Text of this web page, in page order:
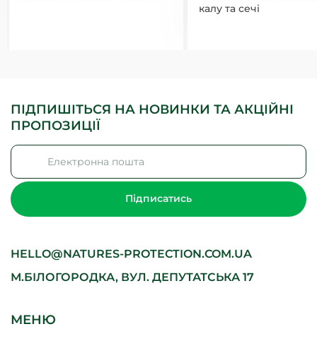
калу та сечі
HELLO@NATURES-PROTECTION.COM.UA
М.БІЛОГОРОДКА, ВУЛ. ДЕПУТАТСЬКА 17
ПІДПИШІТЬСЯ НА НОВИНКИ ТА АКЦІЙНІ
ПРОПОЗИЦІЇ
Підписатись
МЕНЮ